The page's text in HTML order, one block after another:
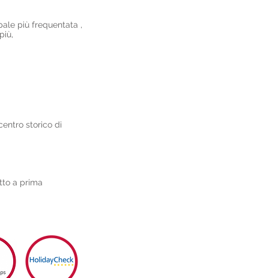
più frequentata ,
storico di
a prima